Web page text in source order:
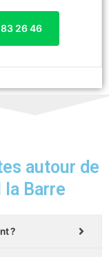
83 26 46
autour de
Barre
?